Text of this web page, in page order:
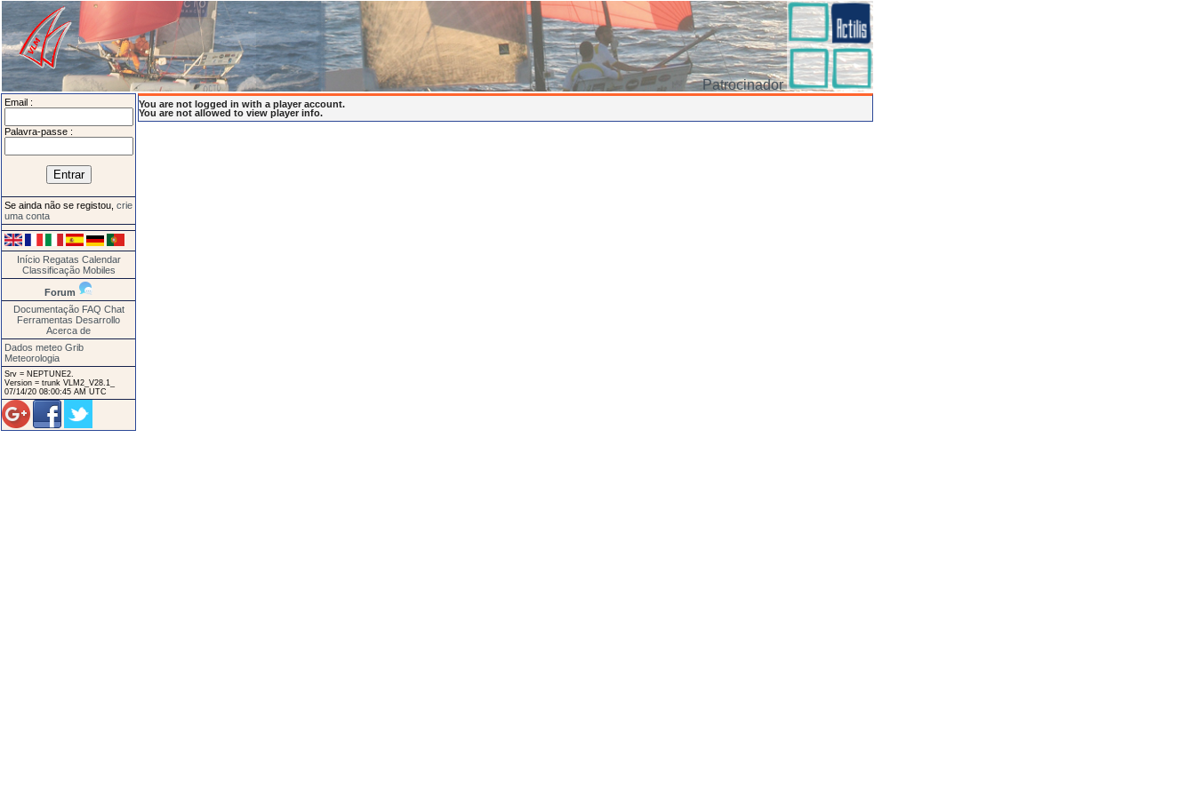
Patrocinador
Email :
Palavra-passe :
Se ainda não se registou, crie
uma conta
Início Regatas Calendar
Classificação Mobiles
Forum
Documentação FAQ Chat
Ferramentas Desarrollo
Acerca de
Dados meteo Grib
Meteorologia
Srv = NEPTUNE2.
Version = trunk VLM2_V28.1_
07/14/20 08:00:45 AM UTC
You are not logged in with a player account.
You are not allowed to view player info.